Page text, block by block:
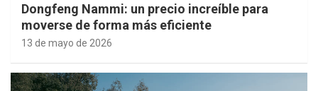
Dongfeng Nammi: un precio increíble para
moverse de forma más eficiente
13 de mayo de 2026